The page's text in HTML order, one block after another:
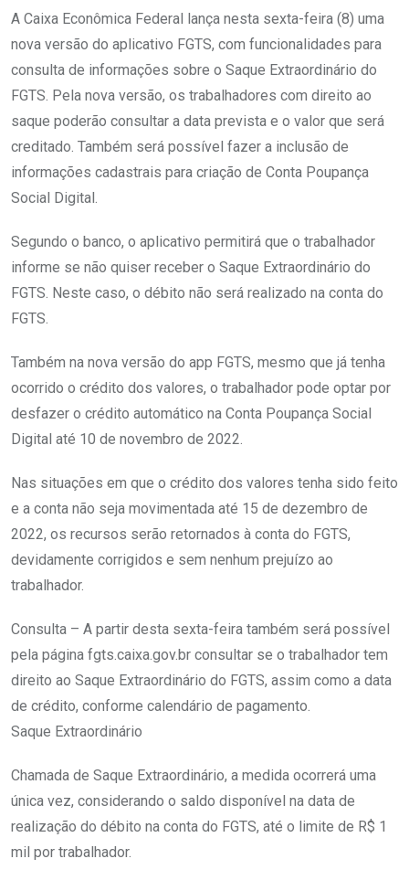
A Caixa Econômica Federal lança nesta sexta-feira (8) uma
nova versão do aplicativo FGTS, com funcionalidades para
consulta de informações sobre o Saque Extraordinário do
FGTS. Pela nova versão, os trabalhadores com direito ao
saque poderão consultar a data prevista e o valor que será
creditado. Também será possível fazer a inclusão de
informações cadastrais para criação de Conta Poupança
Social Digital.
Segundo o banco, o aplicativo permitirá que o trabalhador
informe se não quiser receber o Saque Extraordinário do
FGTS. Neste caso, o débito não será realizado na conta do
FGTS.
Também na nova versão do app FGTS, mesmo que já tenha
ocorrido o crédito dos valores, o trabalhador pode optar por
desfazer o crédito automático na Conta Poupança Social
Digital até 10 de novembro de 2022.
Nas situações em que o crédito dos valores tenha sido feito
e a conta não seja movimentada até 15 de dezembro de
2022, os recursos serão retornados à conta do FGTS,
devidamente corrigidos e sem nenhum prejuízo ao
trabalhador.
Consulta – A partir desta sexta-feira também será possível
pela página fgts.caixa.gov.br consultar se o trabalhador tem
direito ao Saque Extraordinário do FGTS, assim como a data
de crédito, conforme calendário de pagamento.
Saque Extraordinário
Chamada de Saque Extraordinário, a medida ocorrerá uma
única vez, considerando o saldo disponível na data de
realização do débito na conta do FGTS, até o limite de R$ 1
mil por trabalhador.